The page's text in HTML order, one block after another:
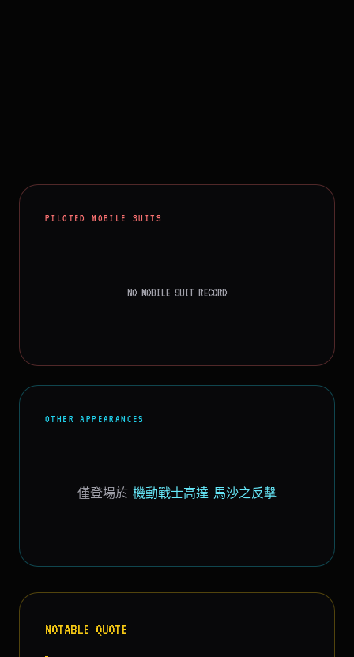
PILOTED MOBILE SUITS
NO MOBILE SUIT RECORD
OTHER APPEARANCES
僅登場於 機動戰士高達 馬沙之反擊
NOTABLE QUOTE